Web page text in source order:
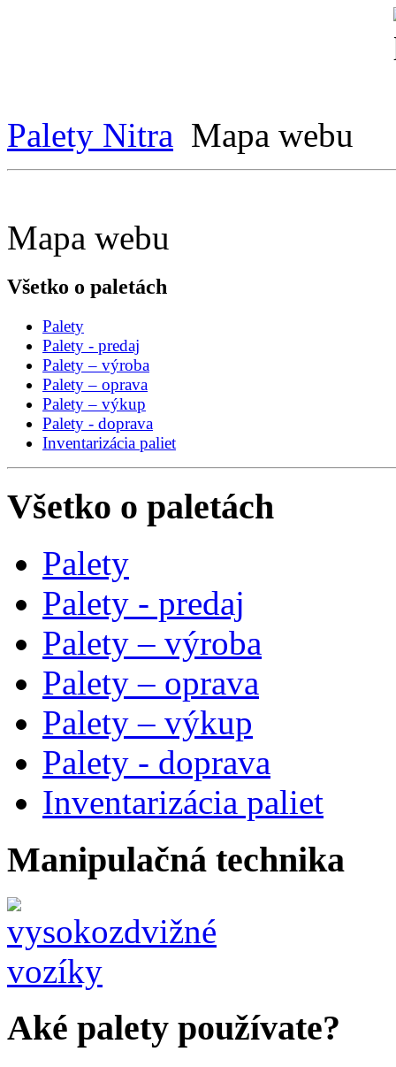
Palety Nitra Mapa webu
Mapa webu
Všetko o paletách
Palety
Palety - predaj
Palety – výroba
Palety – oprava
Palety – výkup
Palety - doprava
Inventarizácia paliet
Všetko o paletách
Palety
Palety - predaj
Palety – výroba
Palety – oprava
Palety – výkup
Palety - doprava
Inventarizácia paliet
Manipulačná technika
Aké palety používate?